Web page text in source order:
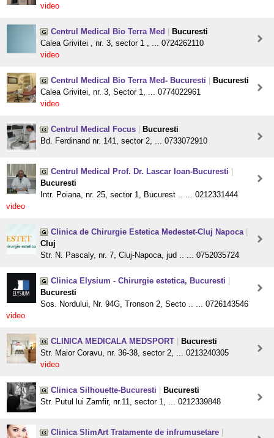
video
Centrul Medical Bio Terra Med
Bucuresti
Calea Grivitei , nr. 3, sector 1 , ... 0724262110
video
Centrul Medical Bio Terra Med- Bucuresti
Bucuresti
Calea Grivitei, nr. 3, Sector 1, ... 0774022961
video
Centrul Medical Focus
Bucuresti
Bd. Ferdinand nr. 141, sector 2, ... 0733072910
Centrul Medical Prof. Dr. Lascar Ioan-Bucuresti
Bucuresti
Intr. Poiana, nr. 25, sector 1, Bucurest .. ... 0212331444
video
Clinica de Chirurgie Estetica Medestet-Cluj Napoca
Cluj
Str. N. Pascaly, nr. 7, Cluj-Napoca, jud .. ... 0752035724
Clinica Elysium - Chirurgie estetica, Bucuresti
Bucuresti
Sos. Nordului, Nr. 94G, Tronson 2, Secto .. ... 0726143546
video
CLINICA MEDICALA MEDSPORT
Bucuresti
Str. Maior Coravu, nr. 36-38, sector 2, ... 0213240305
video
Clinica Silhouette-Bucuresti
Bucuresti
Str. Putul lui Zamfir, nr.11, sector 1, ... 0212339848
Clinica SlimArt Tratamente de infrumusetare